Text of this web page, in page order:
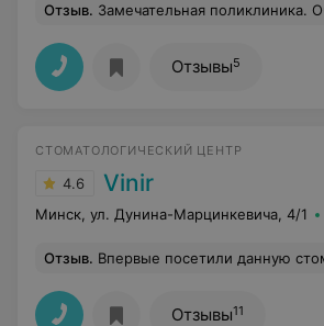
Отзыв. Замечательная поликлиника. Очень
Отзывы5
СТОМАТОЛОГИЧЕСКИЙ ЦЕНТР
4.6 Vinir
Минск, ул. Дунина-Марцинкевича, 4/1
Отзыв. Впервые посетили данную стоматологию. Обратились по поводу установки брекетов ребенку, нашли эту клинику, была ближайшая к дому, и отзывы неплохие. Пришли на
Отзывы11